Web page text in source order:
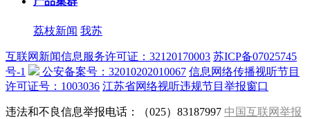
荔枝新闻 我苏
互联网新闻信息服务许可证：32120170003 苏ICP备07025745
号-1
公安备案号：32010202010067 信息网络传播视听节目
许可证号：1003036 江苏省网络视听违规节目举报窗口
违法和不良信息举报电话：（025）83187997 中国互联网举报